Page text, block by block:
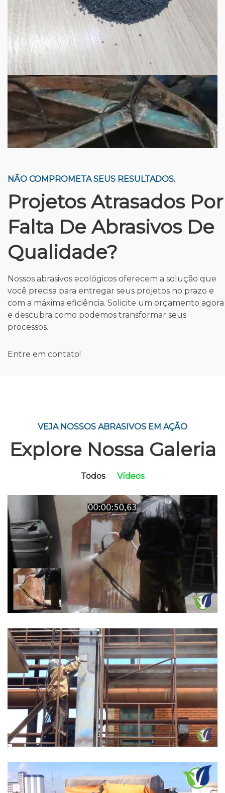
NÃO COMPROMETA SEUS RESULTADOS.
Projetos Atrasados Por
Falta De Abrasivos De
Qualidade?
Nossos abrasivos ecológicos oferecem a solução que
você precisa para entregar seus projetos no prazo e
com a máxima eficiência. Solicite um orçamento agora
e descubra como podemos transformar seus
processos.
Entre em contato!
VEJA NOSSOS ABRASIVOS EM AÇÃO
Explore Nossa Galeria
Todos Vídeos